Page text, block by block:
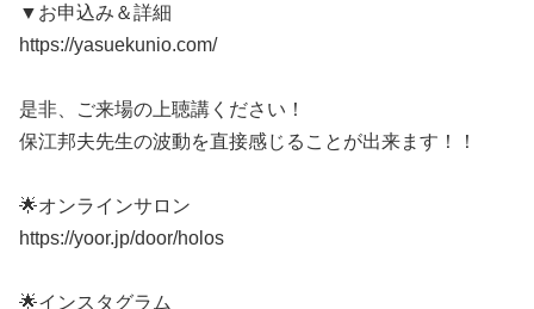
▼お申込み＆詳細
https://yasuekunio.com/
是非、ご来場の上聴講ください！
保江邦夫先生の波動を直接感じることが出来ます！！
🌟オンラインサロン
https://yoor.jp/door/holos
🌟インスタグラム